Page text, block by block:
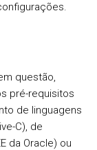
questão,
pré-requisitos
de linguagens
C), de
da Oracle) ou